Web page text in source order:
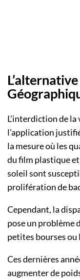
L’interdiction de la
l’application
la mesure où les
du film plastique
soleil sont
prolifération de
Cependant, la
pose un problème
petites bourses ou
Ces dernières
augmenter de